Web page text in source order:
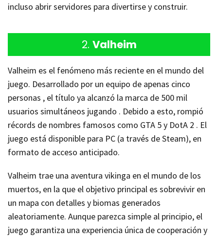
incluso abrir servidores para divertirse y construir.
2. Valheim
Valheim es el fenómeno más reciente en el mundo del
juego. Desarrollado por un equipo de apenas cinco
personas , el título ya alcanzó la marca de 500 mil
usuarios simultáneos jugando . Debido a esto, rompió
récords de nombres famosos como GTA 5 y DotA 2 . El
juego está disponible para PC (a través de Steam), en
formato de acceso anticipado.
Valheim trae una aventura vikinga en el mundo de los
muertos, en la que el objetivo principal es sobrevivir en
un mapa con detalles y biomas generados
aleatoriamente. Aunque parezca simple al principio, el
juego garantiza una experiencia única de cooperación y